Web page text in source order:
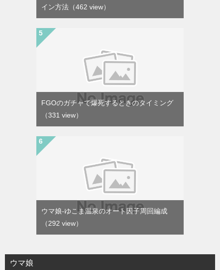
イン方法 （462 view）
FGOのガチャで爆死するときのタイミング
（331 view）
ウマ娘-ゆこま温泉のオート因子周回編成
（292 view）
ウマ娘